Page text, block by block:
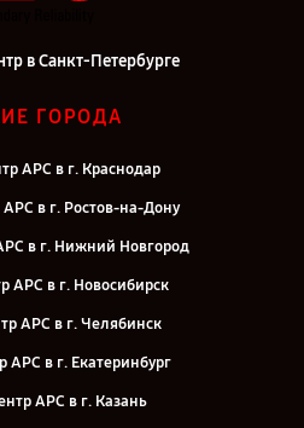
в Санкт-Петербурге
ГОРОДА
APC в г. Краснодар
в г. Ростов-на-Дону
в г. Нижний Новгород
APC в г. Новосибирск
APC в г. Челябинск
APC в г. Екатеринбург
APC в г. Казань